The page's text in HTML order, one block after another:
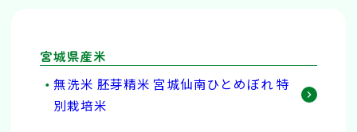
宮城県産米
無洗米 胚芽精米 宮城仙南ひとめぼれ 特
別栽培米